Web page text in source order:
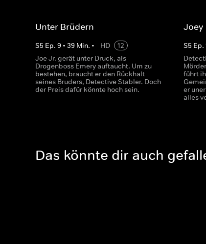
Unter Brüdern
S5 Ep. 9 • 39 Min. • HD
12
Joe Jr. gerät unter Druck, als
Drogenboss Emery auftaucht. Um zu
bestehen, braucht er den Rückhalt
seines Bruders, Detective Stabler. Doch
der Preis dafür könnte hoch sein.
Joey
S5 Ep.
führt
er
alles
Das könnte dir auch